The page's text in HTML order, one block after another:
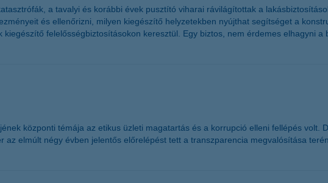
a tavalyi és korábbi évek pusztító viharai rávilágítottak a
és ellenőrizni, milyen kiegészítő helyzetekben nyújthat segítséget a
felelősségbiztosításokon keresztül. Egy biztos, nem érdemes elhagyni
központi témája az etikus üzleti magatartás és a korrupció elleni fellépés volt.
elmúlt négy évben jelentős előrelépést tett a transzparencia megvalósítása